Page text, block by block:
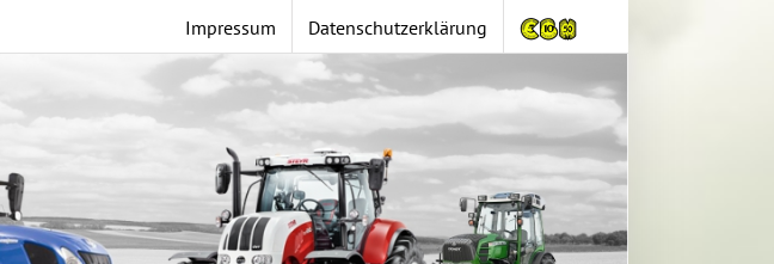
Impressum Datenschutzerklärung